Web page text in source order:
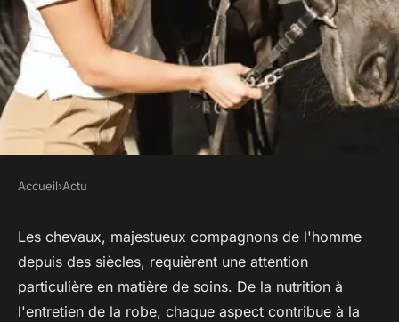
Soins et bien-être des équidés
: les avantages d'utiliser les
produits des professionnels
Accueil›Actu
Les chevaux, majestueux compagnons de l'homme
depuis des siècles, requièrent une attention
particulière en matière de soins. De la nutrition à
l'entretien de la robe, chaque aspect contribue à la